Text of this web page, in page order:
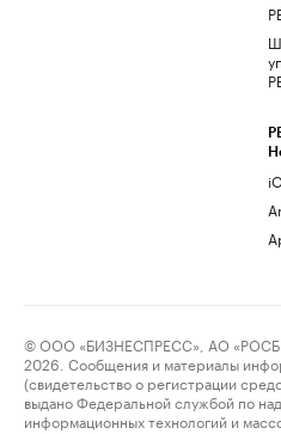
© ООО «БИЗНЕСПРЕСС», АО
2026. Сообщения и материалы
(свидетельство о регистрации
выдано Федеральной службой по
информационных технологий и